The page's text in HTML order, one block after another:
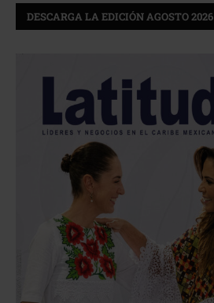
DESCARGA LA EDICIÓN AGOSTO 2026